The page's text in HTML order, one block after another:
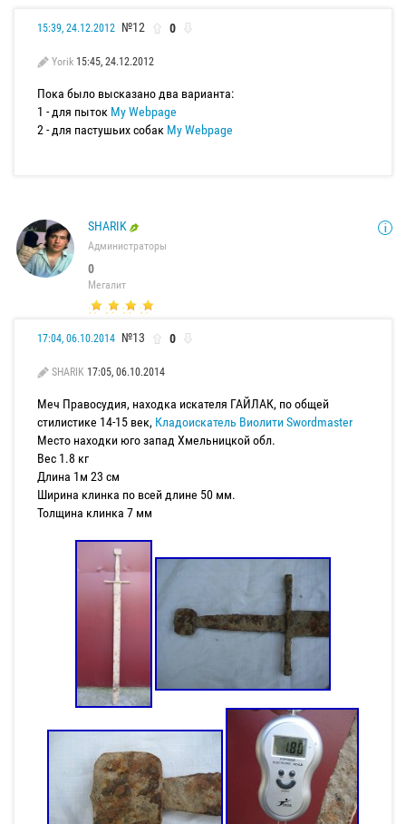
15:39, 24.12.2012 №12 0
Yorik 15:45, 24.12.2012
Пока было высказано два варианта:
1 - для пыток My Webpage
2 - для пастушьих собак My Webpage
SHARIK
Администраторы
0
Мегалит
17:04, 06.10.2014 №13 0
SHARIK 17:05, 06.10.2014
Меч Правосудия, находка искателя ГАЙЛАК, по общей
стилистике 14-15 век, Кладоискатель ВиолитиSwordmaster
Место находки юго запад Хмельницкой обл.
Вес 1.8 кг
Длина 1м 23 см
Ширина клинка по всей длине 50 мм.
Толщина клинка 7 мм